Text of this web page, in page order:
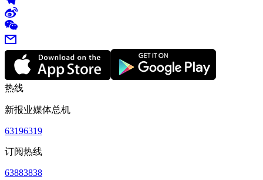
热线
新报业媒体总机
63196319
订阅热线
63883838